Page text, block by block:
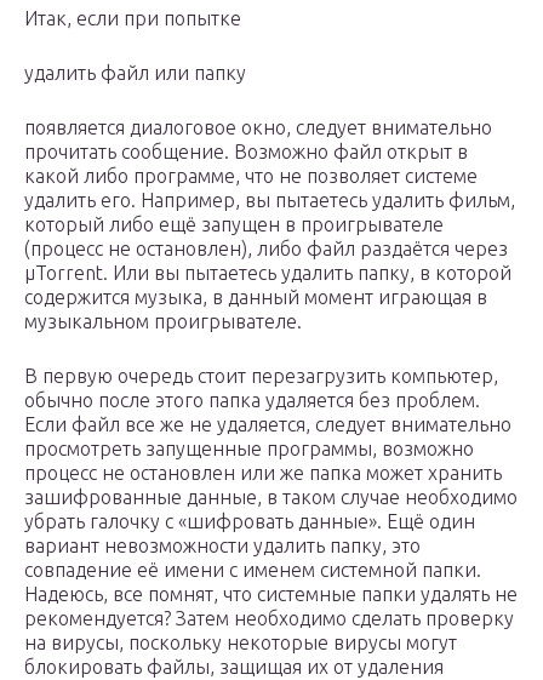
Итак, если при попытке
удалить файл или папку
появляется диалоговое окно, следует внимательно
прочитать сообщение. Возможно файл открыт в
какой либо программе, что не позволяет системе
удалить его. Например, вы пытаетесь удалить фильм,
который либо ещё запущен в проигрывателе
(процесс не остановлен), либо файл раздаётся через
µTorrent. Или вы пытаетесь удалить папку, в которой
содержится музыка, в данный момент играющая в
музыкальном проигрывателе.
В первую очередь стоит перезагрузить компьютер,
обычно после этого папка удаляется без проблем.
Если файл все же не удаляется, следует внимательно
просмотреть запущенные программы, возможно
процесс не остановлен или же папка может хранить
зашифрованные данные, в таком случае необходимо
убрать галочку с «шифровать данные». Ещё один
вариант невозможности удалить папку, это
совпадение её имени с именем системной папки.
Надеюсь, все помнят, что системные папки удалять не
рекомендуется? Затем необходимо сделать проверку
на вирусы, поскольку некоторые вирусы могут
блокировать файлы, защищая их от удаления